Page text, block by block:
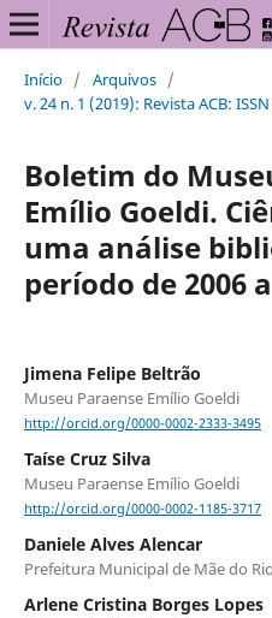
Início / Arquivos /
v. 24 n. 1 (2019): Revista ACB:
Boletim do
Emílio Goeldi.
uma análise
período de 2006
Jimena Felipe Beltrão
Museu Paraense Emílio Goeldi
http://orcid.org/0000-0002-2333-3495
Taíse Cruz Silva
Museu Paraense Emílio Goeldi
http://orcid.org/0000-0002-1185-3717
Daniele Alves Alencar
Prefeitura Municipal de Mãe do Rio
Arlene Cristina Borges Lopes